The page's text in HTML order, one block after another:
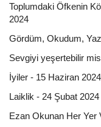
Toplumdaki Öfkenin
2024
Gördüm, Okudum,
Sevgiyi yeşertebilir
İyiler - 15 Haziran 2024
Laiklik - 24 Şubat 2024
Ezan Okunan Her Yer